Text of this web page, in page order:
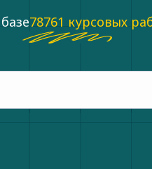
78761 курсовых